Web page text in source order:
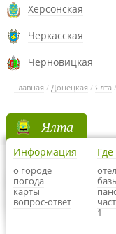
Херсонская
Черкасская
Черновицкая
Главная / Донецкая / Ялта /
Ялта
Информация
о городе
погода
карты
вопрос-ответ
1